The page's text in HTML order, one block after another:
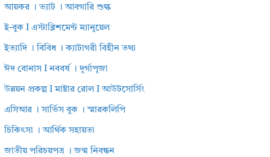
আয়কর । ভ্যাট । আবগারি শুল্ক
ই-বুক I এস্টাব্লিশমেন্ট ম্যানুয়েল
ইত্যাদি । বিবিধ । ক্যাটাগরী বিহীন তথ্য
ঈদ বোনাস I নববর্ষ । দূর্গাপূজা
উন্নয়ন প্রকল্প I মাষ্টার রোল I আউটসোর্সিং
এসিআর । সার্ভিস বুক । স্মারকলিপি
চিকিৎসা । আর্থিক সহায়তা
জাতীয় পরিচয়পত্র । জন্ম নিবন্ধন